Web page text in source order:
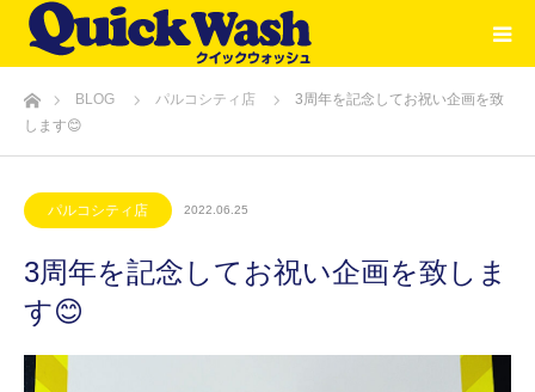
ホームBLOG パルコシティ店
3周年を記念してお祝い企画を致
します😊
パルコシティ店 2022.06.25
3周年を記念してお祝い企画を致しま
す😊